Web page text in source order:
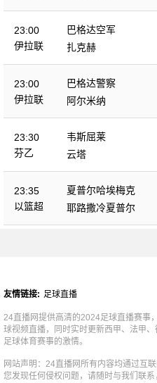
23:00
伊拉联
巴格达空军
扎克赫
23:00
伊拉联
巴格达警察
阿尔米纳
23:30
芬乙
韦斯屈莱
云塔
23:35
以篮超
夏普尔哈埃梅克
耶路撒冷夏普尔
友情链接: 足球直播
24直播网提供高清的2024足球直播赛事
球视频直播，同时实时更新西甲、法甲
足球体育赛事的激情。
网站声明：24直播网所有内容均通过互
您发现任何侵权问题，请随时与我们联